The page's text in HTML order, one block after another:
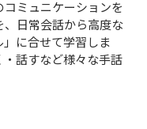
ミュニケーションを
、日常会話から高度な
に合せて学習しま
話すなど様々な手話